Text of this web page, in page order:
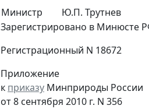
Министр
Ю.П. Трутнев
Зарегистрировано в Минюсте
Регистрационный N 18672
Приложение
к приказу Минприроды России
от 8 сентября 2010 г. N 356